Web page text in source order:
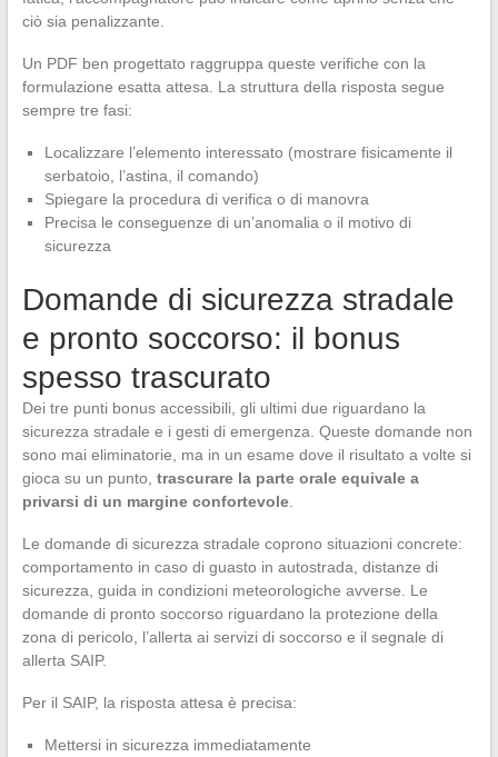
ciò sia penalizzante.
Un PDF ben progettato raggruppa queste verifiche con la
formulazione esatta attesa. La struttura della risposta segue
sempre tre fasi:
Localizzare l’elemento interessato (mostrare fisicamente il
serbatoio, l’astina, il comando)
Spiegare la procedura di verifica o di manovra
Precisa le conseguenze di un’anomalia o il motivo di
sicurezza
Domande di sicurezza stradale
e pronto soccorso: il bonus
spesso trascurato
Dei tre punti bonus accessibili, gli ultimi due riguardano la
sicurezza stradale e i gesti di emergenza. Queste domande non
sono mai eliminatorie, ma in un esame dove il risultato a volte si
gioca su un punto, trascurare la parte orale equivale a
privarsi di un margine confortevole.
Le domande di sicurezza stradale coprono situazioni concrete:
comportamento in caso di guasto in autostrada, distanze di
sicurezza, guida in condizioni meteorologiche avverse. Le
domande di pronto soccorso riguardano la protezione della
zona di pericolo, l’allerta ai servizi di soccorso e il segnale di
allerta SAIP.
Per il SAIP, la risposta attesa è precisa:
Mettersi in sicurezza immediatamente